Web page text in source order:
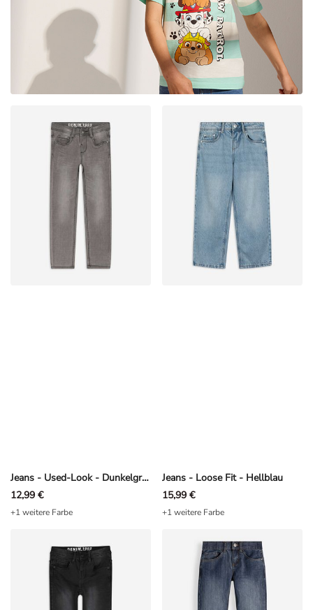
Jeans - Used-Look - Dunkelgrau
12,99 €
+1 weitere Farbe
Jeans - Loose Fit - Hellblau
15,99 €
+1 weitere Farbe